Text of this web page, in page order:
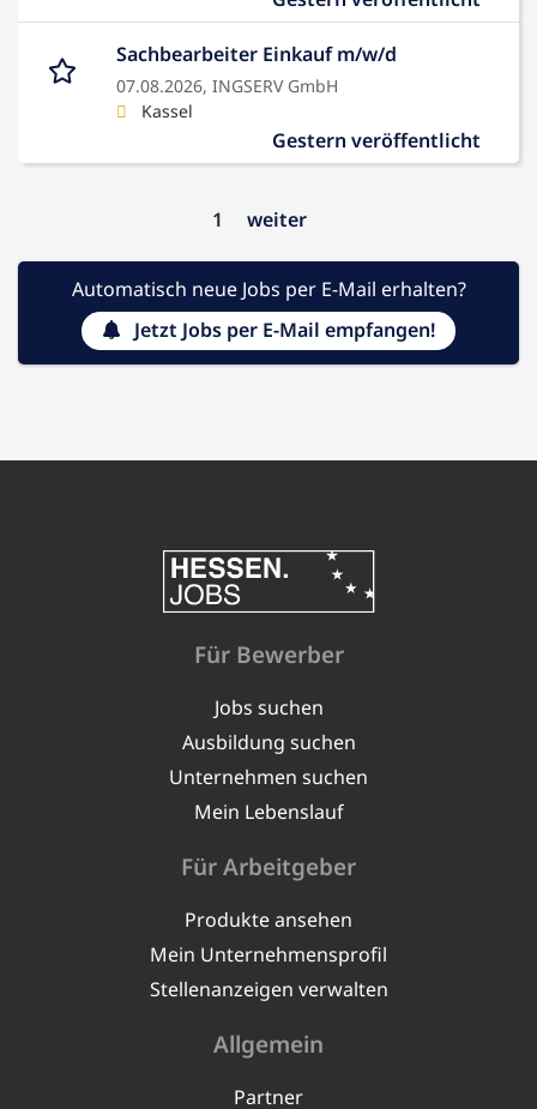
Sachbearbeiter Einkauf m/w/d
07.08.2026, INGSERV GmbH
Kassel
Gestern veröffentlicht
1 weiter
Automatisch neue Jobs per E-Mail erhalten?
Jetzt Jobs per E-Mail empfangen!
Für Bewerber
Jobs suchen
Ausbildung suchen
Unternehmen suchen
Mein Lebenslauf
Für Arbeitgeber
Produkte ansehen
Mein Unternehmensprofil
Stellenanzeigen verwalten
Allgemein
Partner